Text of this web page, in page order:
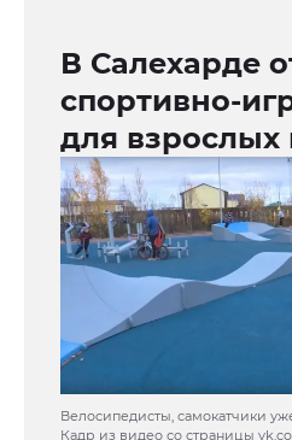
В Салехарде
спортивно-
для взрослых
Велосипедисты, самокатчики
Кадр из видео со страницы